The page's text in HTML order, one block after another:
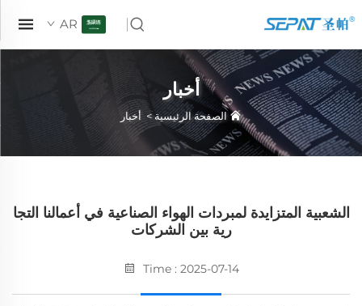
AR
أخبار
الصفحة الرئيسية>أخبار
الشعبية المتزايدة لمبردات الهواء الصناعية في أعمالنا التجا
رية بين الشركات
Time : 2025-07-14